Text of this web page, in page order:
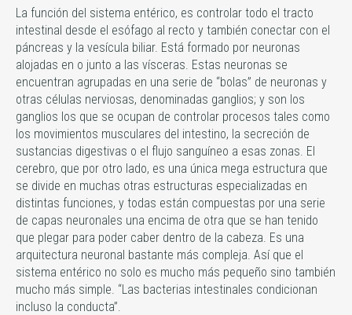
La función del sistema entérico, es controlar todo el tracto
intestinal desde el esófago al recto y también conectar con el
páncreas y la vesícula biliar. Está formado por neuronas
alojadas en o junto a las vísceras. Estas neuronas se
encuentran agrupadas en una serie de “bolas” de neuronas y
otras células nerviosas, denominadas ganglios; y son los
ganglios los que se ocupan de controlar procesos tales como
los movimientos musculares del intestino, la secreción de
sustancias digestivas o el flujo sanguíneo a esas zonas. El
cerebro, que por otro lado, es una única mega estructura que
se divide en muchas otras estructuras especializadas en
distintas funciones, y todas están compuestas por una serie
de capas neuronales una encima de otra que se han tenido
que plegar para poder caber dentro de la cabeza. Es una
arquitectura neuronal bastante más compleja. Así que el
sistema entérico no solo es mucho más pequeño sino también
mucho más simple. “Las bacterias intestinales condicionan
incluso la conducta”.